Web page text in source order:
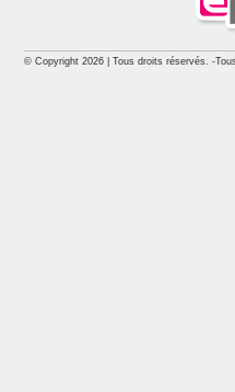
© Copyright 2026 | Tous droits réservés. -